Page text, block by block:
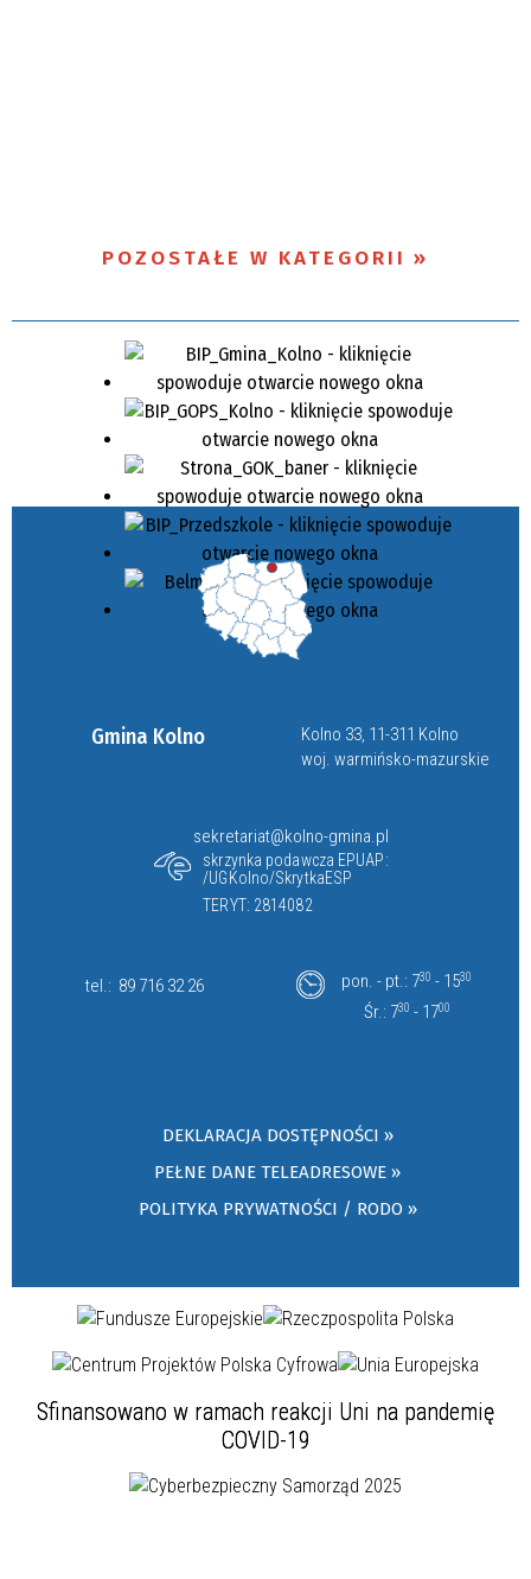
POZOSTAŁE W KATEGORII
Gmina Kolno
Kolno 33, 11-311 Kolno
woj. warmińsko-mazurskie
sekretariat@kolno-gmina.pl
skrzynka podawcza EPUAP:
/UGKolno/SkrytkaESP
TERYT: 2814082
tel.: 89 716 32 26 pon. - pt.: 730 - 1530
Śr.: 730 - 1700
DEKLARACJA DOSTĘPNOŚCI »
PEŁNE DANE TELEADRESOWE »
POLITYKA PRYWATNOŚCI / RODO »
Sfinansowano w ramach reakcji Uni na pandemię
COVID-19